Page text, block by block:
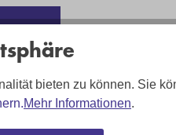
bieten zu können. Sie
Mehr Informationen.